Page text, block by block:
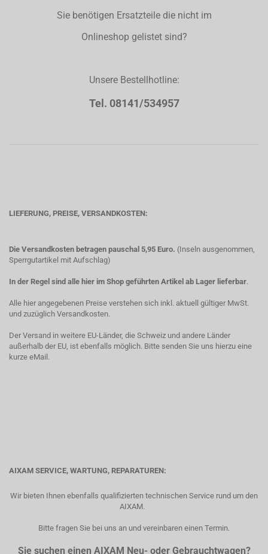
Sie benötigen Ersatzteile die nicht im
Onlineshop gelistet sind?
Unsere Bestellhotline:
Tel. 08141/534957
LIEFERUNG, PREISE, VERSANDKOSTEN:
Die Versandkosten betragen pauschal 5,95 Euro. (Inseln ausgenommen,
Sperrgutartikel mit Aufschlag)
In der Regel sind alle hier im Shop geführten Artikel ab Lager lieferbar.
Alle hier angegebenen Preise verstehen sich inkl. aktuell gültiger MwSt.
und zuzüglich Versandkosten.
Der Versand in weitere EU-Länder, die Schweiz und andere Länder
außerhalb der EU, ist ebenfalls möglich. Bitte senden Sie uns hierzu eine
kurze eMail.
AIXAM SERVICE, WARTUNG, REPARATUREN:
Wir bieten Ihnen ebenfalls qualifizierten technischen Service rund um den
AIXAM.
Bitte fragen Sie bei uns an und vereinbaren einen Termin.
Sie suchen einen AIXAM Neu- oder Gebrauchtwagen?